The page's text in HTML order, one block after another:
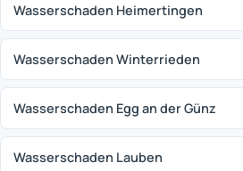
Wasserschaden Heimertingen
Wasserschaden Winterrieden
Wasserschaden Egg an der Günz
Wasserschaden Lauben